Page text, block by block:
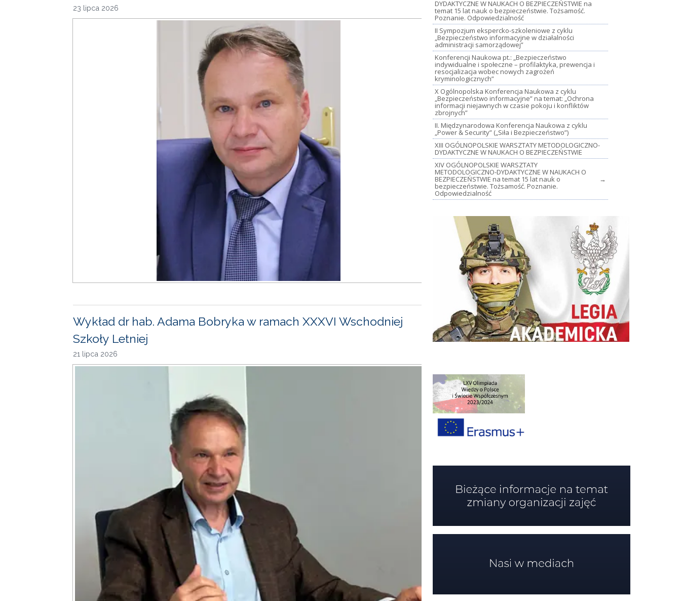
23 lipca 2026
Wykład dr hab. Adama Bobryka w ramach XXXVI Wschodniej
Szkoły Letniej
21 lipca 2026
DYDAKTYCZNE W NAUKACH O BEZPIECZEŃSTWIE na
temat 15 lat nauk o bezpieczeństwie. Tożsamość.
Poznanie. Odpowiedzialność
II Sympozjum ekspercko-szkoleniowe z cyklu
„Bezpieczeństwo informacyjne w działalności
administracji samorządowej”
Konferencji Naukowa pt.: „Bezpieczeństwo
indywidualne i społeczne – profilaktyka, prewencja i
resocjalizacja wobec nowych zagrożeń
kryminologicznych”
X Ogólnopolska Konferencja Naukowa z cyklu
„Bezpieczeństwo informacyjne” na temat: „Ochrona
informacji niejawnych w czasie pokoju i konfliktów
zbrojnych”
II. Międzynarodowa Konferencja Naukowa z cyklu
„Power & Security” („Siła i Bezpieczeństwo”)
XIII OGÓLNOPOLSKIE WARSZTATY METODOLOGICZNO-
DYDAKTYCZNE W NAUKACH O BEZPIECZEŃSTWIE
XIV OGÓLNOPOLSKIE WARSZTATY
METODOLOGICZNO-DYDAKTYCZNE W NAUKACH O
BEZPIECZEŃSTWIE na temat 15 lat nauk o
bezpieczeństwie. Tożsamość. Poznanie.
Odpowiedzialność
→